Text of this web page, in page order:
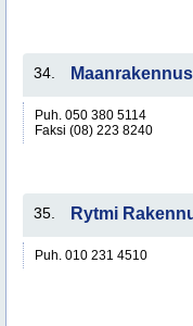
34.
Puh. 050 380 5114
Faksi (08) 223 8240
35. Rytmi
Puh. 010 231 4510